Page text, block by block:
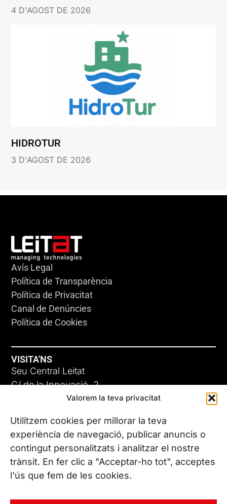
Valorem la teva privacitat
Utilitzem cookies per millorar la teva
experiència de navegació, publicar anuncis o
contingut personalitzats i analitzar el nostre
trànsit. En fer clic a "Acceptar-ho tot", acceptes
l'ús que fem de les cookies.
4 D'AGOST DE 2026
HIDROTUR
3 D'AGOST DE 2026
Avís Legal
Política de Transparència
Política de Privacitat
Canal de Denúncies
Política de Cookies
VISITA'NS
Seu Central Leitat
C/ de la Innovació, 2
08225 Terrassa, (Barcelona)
Coneix les nostres seus
CONTACTA’NS
Tel. (+34) 937 882 300